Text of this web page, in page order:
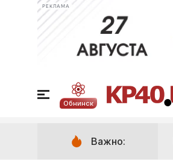
РЕКЛАМА
Обнинск
Важно: